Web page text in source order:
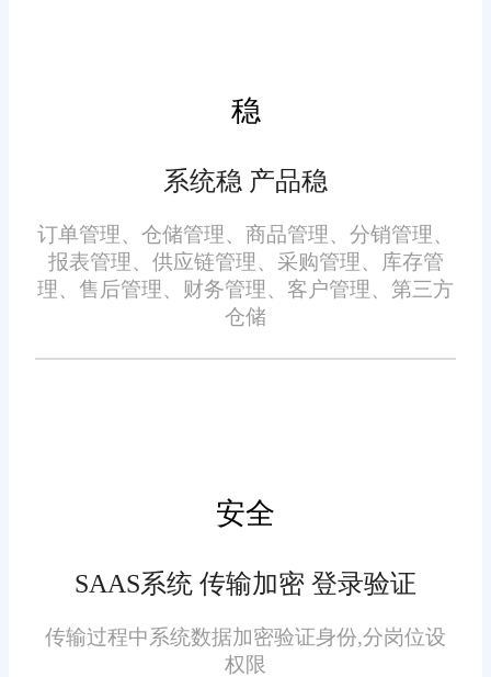
业管理层可以更好地掌握业务动
对于小企业来说，易于使用
ERP采用了直观的用户界面设
计，即使是没有专业背景的员工
也能轻松上手。系统提供了详细
的操作指南和在线帮助文档，确
保用户在使用过程中遇到问题时
能够得到及时解答。
六、持续的技术升级
并增加新功能。企业可以通过订
本更新，确保系统始终处于最佳
状态。
七、结语
稳
系统稳 产品稳
订单管理、仓储管理、商品管理、分销管理、
报表管理、供应链管理、采购管理、库存管
理、售后管理、财务管理、客户管理、第三方
仓储
安全
SAAS系统 传输加密 登录验证
传输过程中系统数据加密验证身份,分岗位设
权限